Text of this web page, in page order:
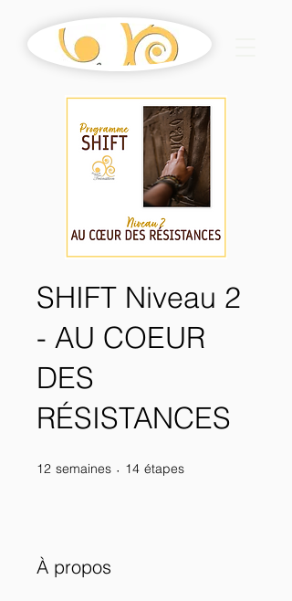
SHIFT Niveau 2
- AU COEUR
DES
RÉSISTANCES
12 semaines 12 semaines
14 étapes
À propos